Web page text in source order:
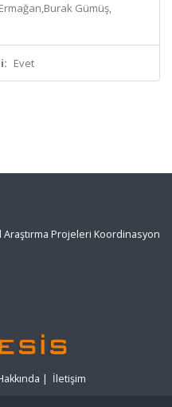
Gümüş,
Evet
Projeleri Koordinasyon
| İletişim